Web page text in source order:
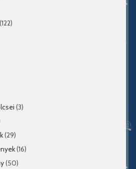
(122)
(3)
(29)
(16)
(50)